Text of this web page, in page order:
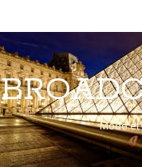
Mode et